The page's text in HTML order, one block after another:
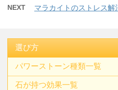
NEXT マラカイトのストレス解
選び方
パワーストーン種類一覧
石が持つ効果一覧